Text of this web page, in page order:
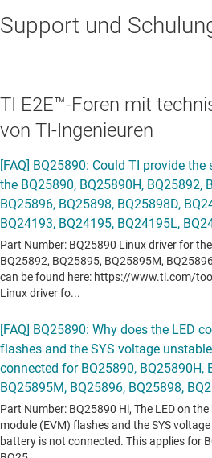
Support und
TI E2E™-Foren mit
von TI-Ingenieuren